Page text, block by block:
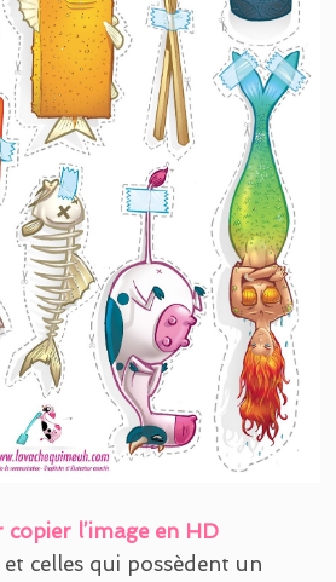
copier l’image en HD
celles qui possèdent un